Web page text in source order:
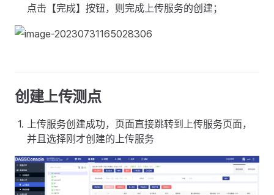
点击【完成】按钮，则完成上传服务的创建；
创建上传测点
上传服务创建成功，页面直接跳转到上传服务页面，
并且选择刚才创建的上传服务